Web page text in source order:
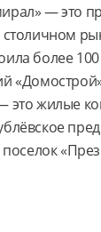
— это
более
это жилые